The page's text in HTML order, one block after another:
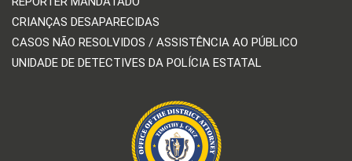
CRIANÇAS DESAPARECIDAS
CASOS NÃO RESOLVIDOS / ASSISTÊNCIA AO PÚBLICO
UNIDADE DE DETECTIVES DA POLÍCIA ESTATAL